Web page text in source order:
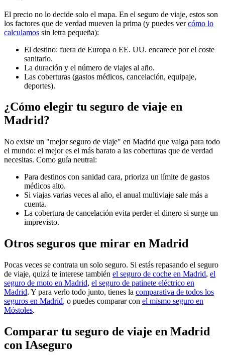
El precio no lo decide solo el mapa. En el seguro de viaje, estos son
los factores que de verdad mueven la prima (y puedes vercómo lo
calculamos sin letra pequeña):
El destino: fuera de Europa o EE. UU. encarece por el coste
sanitario.
La duración y el número de viajes al año.
Las coberturas (gastos médicos, cancelación, equipaje,
deportes).
¿Cómo elegir tu seguro de viaje en
Madrid?
No existe un "mejor seguro de viaje" en Madrid que valga para todo
el mundo: el mejor es el más barato a las coberturas que de verdad
necesitas. Como guía neutral:
Para destinos con sanidad cara, prioriza un límite de gastos
médicos alto.
Si viajas varias veces al año, el anual multiviaje sale más a
cuenta.
La cobertura de cancelación evita perder el dinero si surge un
imprevisto.
Otros seguros que mirar en Madrid
Pocas veces se contrata un solo seguro. Si estás repasando el seguro
de viaje, quizá te interese también el seguro de coche en Madrid, el
seguro de moto en Madrid, el seguro de patinete eléctrico en
Madrid. Y para verlo todo junto, tienes la comparativa de todos los
seguros en Madrid, o puedes comparar con el mismo seguro en
Móstoles.
Comparar tu seguro de viaje en Madrid
con IAseguro